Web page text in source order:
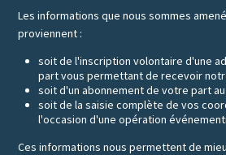
Les informations que nous sommes
proviennent :
soit de l'inscription volontaire d'une
part vous permettant de recevoir
soit d'un abonnement de votre part
soit de la saisie complète de vos
l'occasion d'une opération
Ces informations nous permettent de